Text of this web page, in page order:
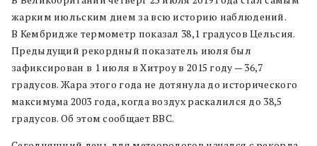
жарким июльским днем за всю историю наблюдений.
В Кембридже термометр показал 38,1 градусов Цельсия.
Предыдущий рекордный показатель июля был
зафиксирован в 1 июля в Хитроу в 2015 году — 36,7
градусов. Жара этого года не дотянула до исторического
максимума 2003 года, когда воздух раскалился до 38,5
градусов. Об этом сообщает BBC.